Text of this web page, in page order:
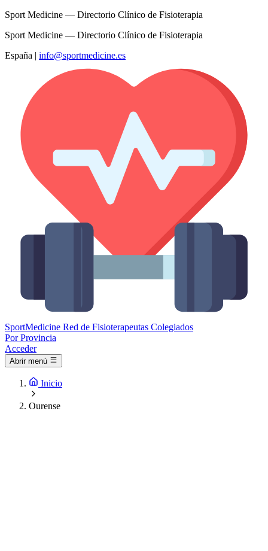
Sport Medicine — Directorio Clínico de Fisioterapia
Sport Medicine — Directorio Clínico de Fisioterapia
España | info@sportmedicine.es
SportMedicine Red de Fisioterapeutas Colegiados
Por Provincia
Acceder
Abrir menú
Inicio
Ourense